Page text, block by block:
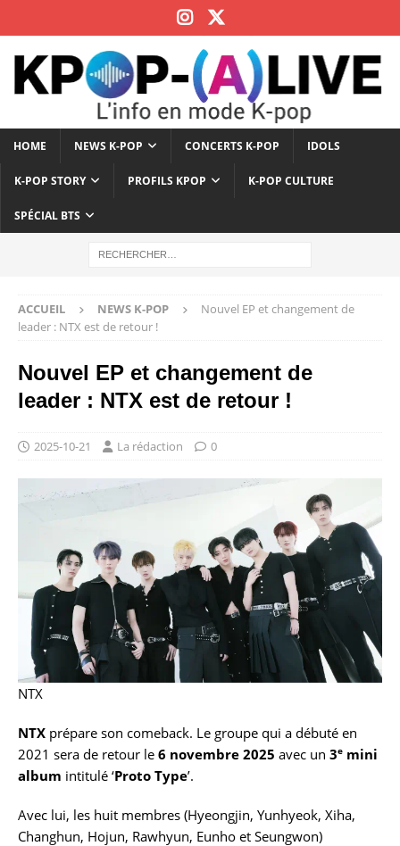
HOME NEWS K-POP CONCERTS K-POP IDOLS
K-POP STORY PROFILS KPOP K-POP CULTURE
SPÉCIAL BTS
ACCUEIL NEWS K-POP
Nouvel EP et changement de
leader : NTX est de retour !
Nouvel EP et changement de
leader : NTX est de retour !
2025-10-21 La rédaction 0
NTX
NTX prépare son comeback. Le groupe qui a débuté en
2021 sera de retour le 6 novembre 2025 avec un 3e mini
album intitulé ‘Proto Type’.
Avec lui, les huit membres (Hyeongjin, Yunhyeok, Xiha,
Changhun, Hojun, Rawhyun, Eunho et Seungwon)